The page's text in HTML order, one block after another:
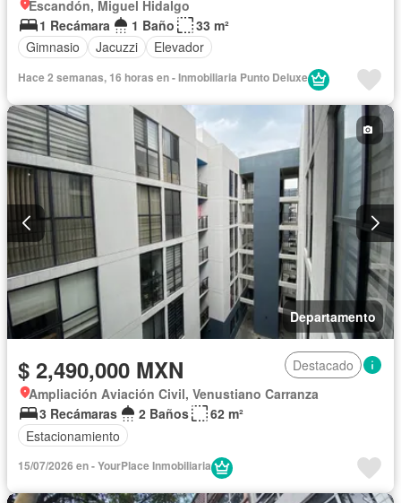
Escandón, Miguel Hidalgo
1 Recámara
1 Baño
33 m²
Gimnasio
Jacuzzi Elevador
Hace 2 semanas, 16 horas en - Inmobiliaria Punto Deluxe
Departamento
$ 2,490,000 MXN
Destacado
Ampliación Aviación Civil, Venustiano Carranza
3 Recámaras
2 Baños
62 m²
Estacionamiento
15/07/2026 en - YourPlace Inmobiliaria